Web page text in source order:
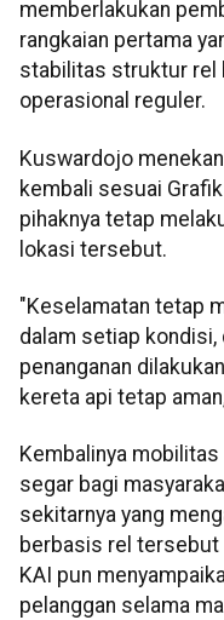
memberlakukan
rangkaian pertama
stabilitas struktur rel
operasional reguler.
Kuswardojo
kembali sesuai
pihaknya tetap
lokasi tersebut.
"Keselamatan tetap
dalam setiap kondisi,
penanganan
kereta api tetap
Kembalinya
segar bagi
sekitarnya yang
berbasis rel tersebut
KAI pun
pelanggan selama